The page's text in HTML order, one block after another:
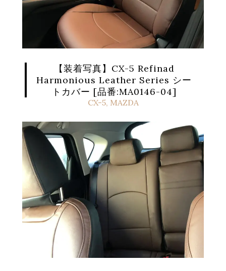
【装着写真】CX-5 Refinad
Harmonious Leather Series シー
トカバー [品番:MA0146-04]
CX-5, MAZDA